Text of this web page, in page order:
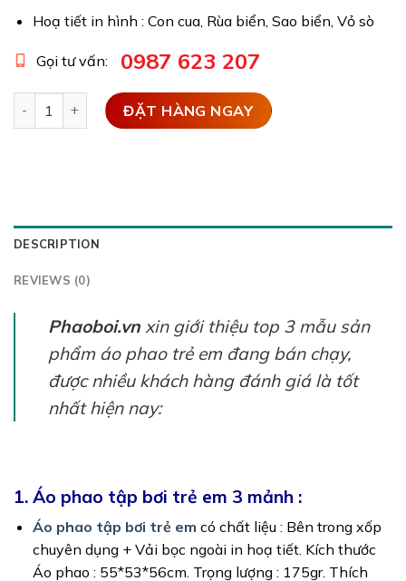
Hoạ tiết in hình : Con cua, Rùa biển, Sao biển, Vỏ sò
Gọi tư vấn: 0987 623 207
Áo phao tập bơi trẻ em 3 mảnh - Sao biển quantity
ĐẶT HÀNG NGAY
DESCRIPTION
REVIEWS (0)
Phaoboi.vn xin giới thiệu top 3 mẫu sản
phẩm áo phao trẻ em đang bán chạy,
được nhiều khách hàng đánh giá là tốt
nhất hiện nay:
1. Áo phao tập bơi trẻ em 3 mảnh :
Áo phao tập bơi trẻ em có chất liệu : Bên trong xốp
chuyên dụng + Vải bọc ngoài in hoạ tiết. Kích thước
Áo phao : 55*53*56cm. Trọng lượng : 175gr. Thích